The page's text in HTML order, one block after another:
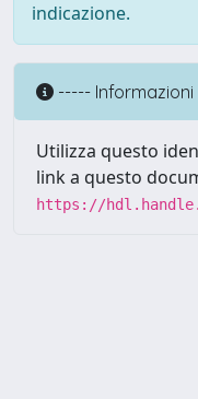
indicazione.
-----
Utilizza questo
link a questo
https://